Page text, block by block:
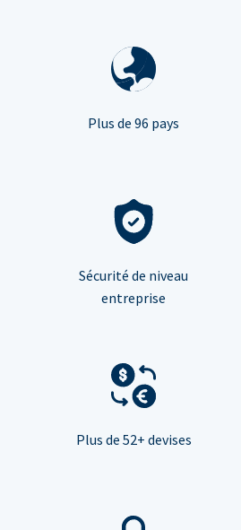
Plus de 96 pays
Sécurité de niveau
entreprise
Plus de 52+ devises